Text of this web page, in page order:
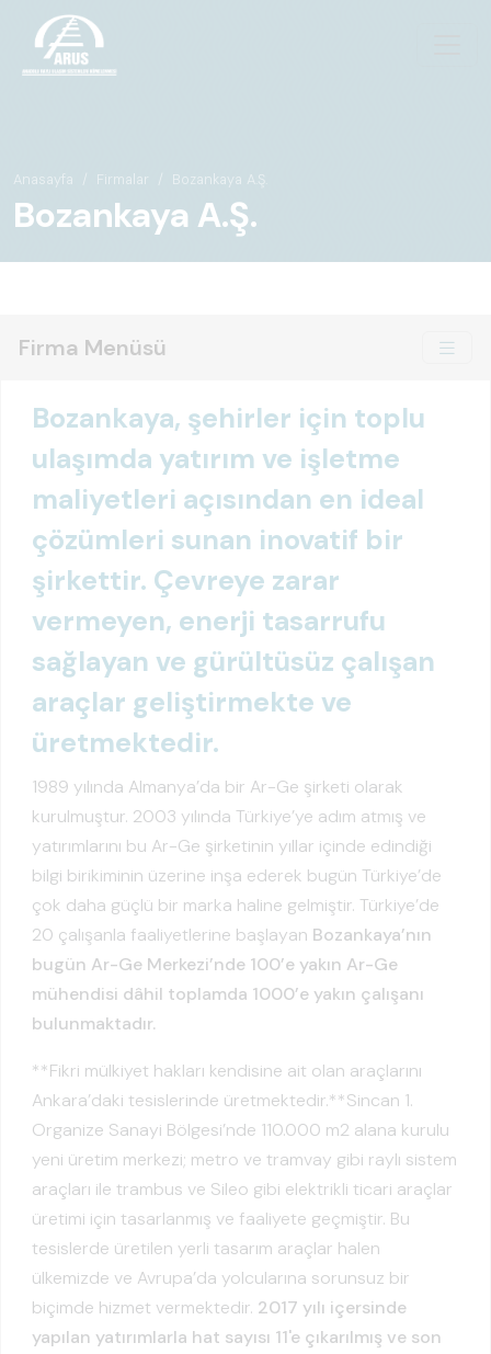
Anasayfa Firmalar Bozankaya A.Ş.
Bozankaya A.Ş.
Firma Menüsü
Bozankaya, şehirler için toplu
ulaşımda yatırım ve işletme
maliyetleri açısından en ideal
çözümleri sunan inovatif bir
şirkettir. Çevreye zarar
vermeyen, enerji tasarrufu
sağlayan ve gürültüsüz çalışan
araçlar geliştirmekte ve
üretmektedir.
1989 yılında Almanya’da bir Ar-Ge şirketi olarak
kurulmuştur. 2003 yılında Türkiye’ye adım atmış ve
yatırımlarını bu Ar-Ge şirketinin yıllar içinde edindiği
bilgi birikiminin üzerine inşa ederek bugün Türkiye’de
çok daha güçlü bir marka haline gelmiştir. Türkiye’de
20 çalışanla faaliyetlerine başlayan Bozankaya’nın
bugün Ar-Ge Merkezi’nde 100’e yakın Ar-Ge
mühendisi dâhil toplamda 1000’e yakın çalışanı
bulunmaktadır.
**Fikri mülkiyet hakları kendisine ait olan araçlarını
Ankara’daki tesislerinde üretmektedir.**Sincan 1.
Organize Sanayi Bölgesi’nde 110.000 m2 alana kurulu
yeni üretim merkezi; metro ve tramvay gibi raylı sistem
araçları ile trambus ve Sileo gibi elektrikli ticari araçlar
üretimi için tasarlanmış ve faaliyete geçmiştir. Bu
tesislerde üretilen yerli tasarım araçlar halen
ülkemizde ve Avrupa’da yolcularına sorunsuz bir
biçimde hizmet vermektedir. 2017 yılı içersinde
yapılan yatırımlarla hat sayısı 11'e çıkarılmış ve son